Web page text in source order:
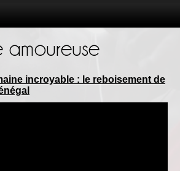
incroyable : le reboisement de